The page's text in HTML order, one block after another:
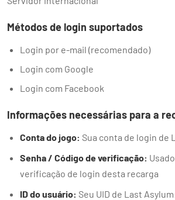
Métodos de login suportados
Login por e-mail (recomendado)
Login com Google
Login com Facebook
Informações necessárias para a
Conta do jogo: Sua conta de login de
Senha / Código de verificação:
verificação de login desta recarga
ID do usuário: Seu UID de Last